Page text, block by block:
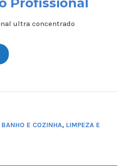
ultra concentrado
BANHO E COZINHA, LIMPEZA E